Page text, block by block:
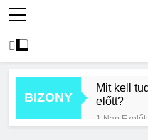
BIZONY
Mit kell
előtt?
1 Nap Ezelőtt